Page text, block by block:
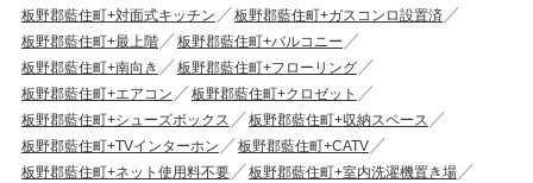
板野郡藍住町+対面式キッチン
板野郡藍住町+ガスコンロ設置済
板野郡藍住町+最上階
板野郡藍住町+バルコニー
板野郡藍住町+南向き
板野郡藍住町+フローリング
板野郡藍住町+エアコン
板野郡藍住町+クロゼット
板野郡藍住町+シューズボックス
板野郡藍住町+収納スペース
板野郡藍住町+TVインターホン
板野郡藍住町+CATV
板野郡藍住町+ネット使用料不要
板野郡藍住町+室内洗濯機置き場